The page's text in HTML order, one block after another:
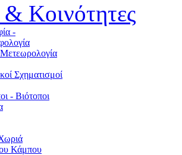
Κοινότητες
-
Σχηματισμοί
- Βιότοποι
Κάμπου